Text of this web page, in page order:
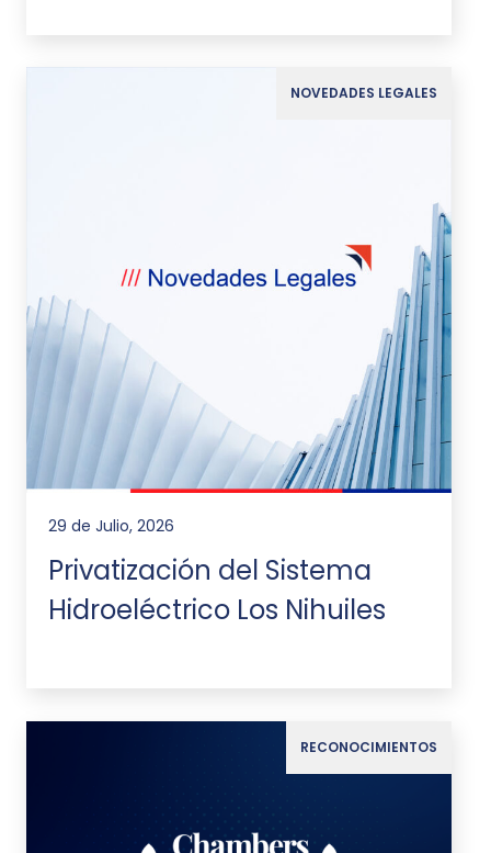
NOVEDADES LEGALES
29 de Julio, 2026
Privatización del Sistema
Hidroeléctrico Los Nihuiles
RECONOCIMIENTOS